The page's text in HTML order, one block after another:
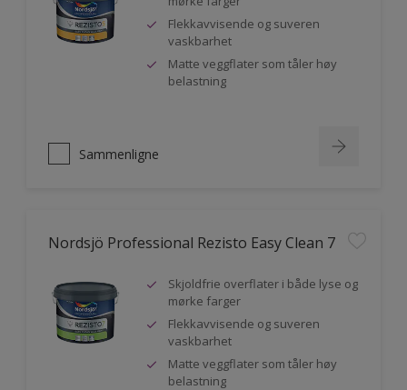
Flekkavvisende og suveren
vaskbarhet
Matte veggflater som tåler høy
belastning
Sammenligne
Nordsjö Professional Rezisto Easy Clean 7
Skjoldfrie overflater i både lyse og
mørke farger
Flekkavvisende og suveren
vaskbarhet
Matte veggflater som tåler høy
belastning